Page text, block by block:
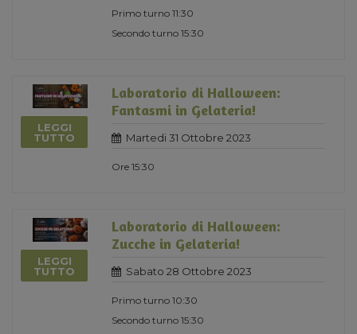
Primo turno 11:30
Secondo turno 15:30
LEGGI
TUTTO
Laboratorio di Halloween:
Fantasmi in Gelateria!
Martedi 31 Ottobre 2023
Ore 15:30
LEGGI
TUTTO
Laboratorio di Halloween:
Zucche in Gelateria!
Sabato 28 Ottobre 2023
Primo turno 10:30
Secondo turno 15:30